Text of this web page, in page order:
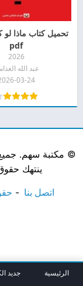
تحميل كتاب ماذا
pdf
2026
عبد الله
03-24
© مكتبة سهم.
ينتهك حقوق
اتصل بنا
الرئيسية جديد